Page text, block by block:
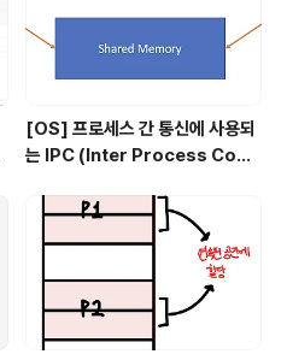
[OS] 프로세스 간 통신에 사용되
는 IPC (Inter Process Com